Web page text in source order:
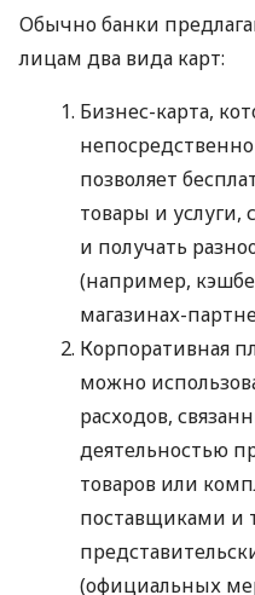
Обычно банки
лицам два вида карт:
Бизнес-карта,
позволяет
товары и
и получать
(например,
магазинах-
Корпоративная
можно
расходов,
деятельностью
товаров или
поставщиками и
(официальных